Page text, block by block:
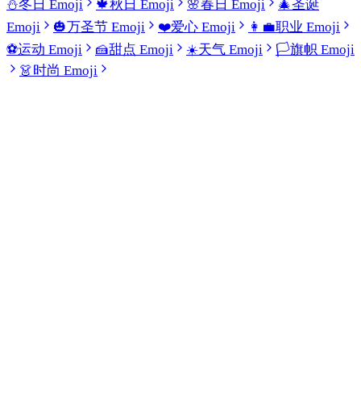
⛄冬日 Emoji 🍁秋日 Emoji 🌸春日 Emoji 🎄圣诞
Emoji
🎃万圣节 Emoji ❤️爱心 Emoji 👩‍💼职业 Emoji
⚽运动 Emoji 🍰甜点 Emoji ☀️天气 Emoji 🏳️旗帜 Emoji
👗时尚 Emoji